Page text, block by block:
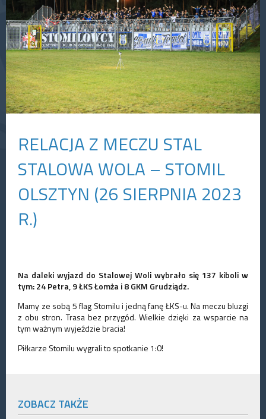
RELACJA Z MECZU STAL
STALOWA WOLA – STOMIL
OLSZTYN (26 SIERPNIA 2023
R.)
Na daleki wyjazd do Stalowej Woli wybrało się 137 kiboli w
tym: 24 Petra, 9 ŁKS Łomża i 8 GKM Grudziądz.
Mamy ze sobą 5 flag Stomilu i jedną fanę ŁKS-u. Na meczu bluzgi
z obu stron. Trasa bez przygód. Wielkie dzięki za wsparcie na
tym ważnym wyjeździe bracia!
Piłkarze Stomilu wygrali to spotkanie 1:0!
ZOBACZ TAKŻE